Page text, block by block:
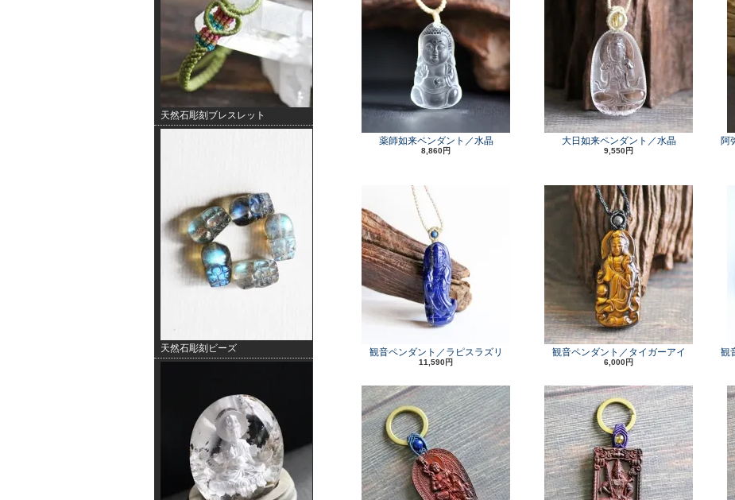
天然石彫刻ブレスレット
天然石彫刻ビーズ
薬師如来ペンダント／水晶
8,860円
大日如来ペンダント／水晶
9,550円
阿
観音ペンダント／ラピスラズリ
11,590円
観音ペンダント／タイガーアイ
6,000円
観